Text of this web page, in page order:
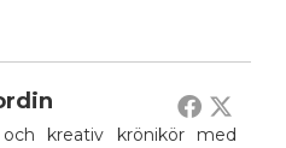
kreativ krönikör med